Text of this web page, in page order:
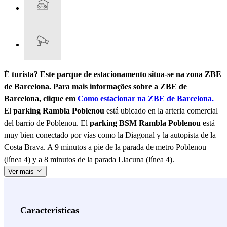
É turista? Este parque de estacionamento situa-se na zona ZBE
de Barcelona. Para mais informações sobre a ZBE de
Barcelona, clique em Como estacionar na ZBE de Barcelona.
El parking Rambla Poblenou está ubicado en la arteria comercial
del barrio de Poblenou. El parking BSM Rambla Poblenou está
muy bien conectado por vías como la Diagonal y la autopista de la
Costa Brava. A 9 minutos a pie de la parada de metro Poblenou
(línea 4) y a 8 minutos de la parada Llacuna (línea 4).
Ver mais
Características